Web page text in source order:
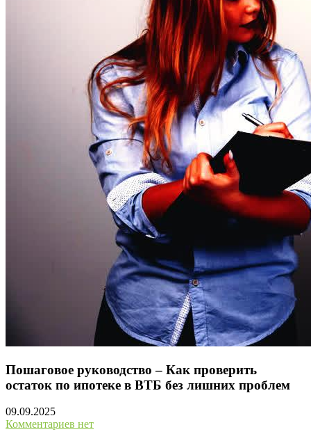
Пошаговое руководство – Как проверить
остаток по ипотеке в ВТБ без лишних проблем
09.09.2025
Комментариев нет